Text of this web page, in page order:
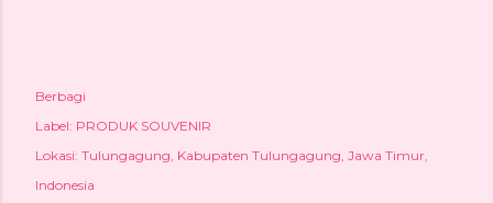
Berbagi
Label: PRODUK SOUVENIR
Lokasi: Tulungagung, Kabupaten Tulungagung, Jawa Timur,
Indonesia